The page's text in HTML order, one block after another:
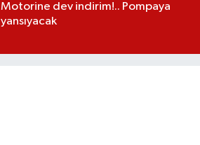
Motorine dev indirim!.. Pompaya
yansıyacak